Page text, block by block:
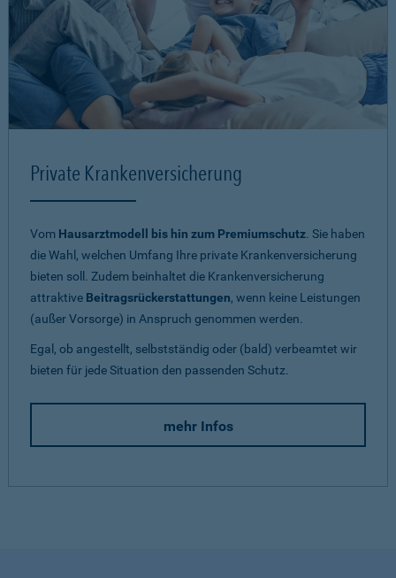
Private Krankenversicherung
Vom Hausarztmodell bis hin zum Premiumschutz. Sie haben
die Wahl, welchen Umfang Ihre private Krankenversicherung
bieten soll. Zudem beinhaltet die Krankenversicherung
attraktive Beitragsrückerstattungen, wenn keine Leistungen
(außer Vorsorge) in Anspruch genommen werden.
Egal, ob angestellt, selbstständig oder (bald) verbeamtet wir
bieten für jede Situation den passenden Schutz.
mehr Infos